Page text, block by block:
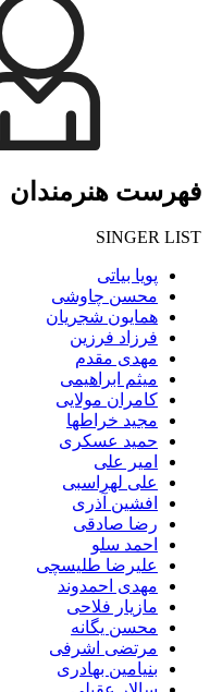
فهرست هنرمندان
SINGER LIST
پویا بیاتی
محسن چاوشی
همایون شجریان
فرزاد فرزین
مهدی مقدم
میثم ابراهیمی
کامران مولایی
مجید خراطها
حمید عسکری
امیر علی
علی لهراسبی
افشین آذری
رضا صادقی
احمد سلو
علیرضا طلیسچی
مهدی احمدوند
مازیار فلاحی
محسن یگانه
مرتضی اشرفی
بنیامین بهادری